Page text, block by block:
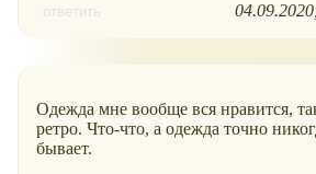
ответить 04.09.2020
Одежда мне вообще вся нравится,
ретро. Что-что, а одежда точно
бывает.